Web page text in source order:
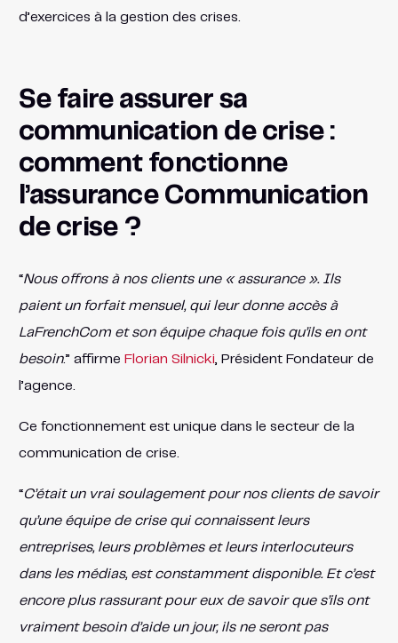
d’exercices à la gestion des crises.
Se faire assurer sa
communication de crise :
comment fonctionne
l’assurance Communication
de crise ?
“Nous offrons à nos clients une « assurance ». Ils
paient un forfait mensuel, qui leur donne accès à
LaFrenchCom et son équipe chaque fois qu’ils en ont
besoin.” affirme Florian Silnicki , Président Fondateur de
l’agence.
Ce fonctionnement est unique dans le secteur de la
communication de crise.
“C’était un vrai soulagement pour nos clients de savoir
qu’une équipe de crise qui connaissent leurs
entreprises, leurs problèmes et leurs interlocuteurs
dans les médias, est constamment disponible. Et c’est
encore plus rassurant pour eux de savoir que s’ils ont
vraiment besoin d’aide un jour, ils ne seront pas